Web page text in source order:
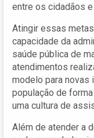
entre os cidadãos
Atingir essas
capacidade da
saúde pública de
atendimentos
modelo para novas
população de
uma cultura de
Além de atender a